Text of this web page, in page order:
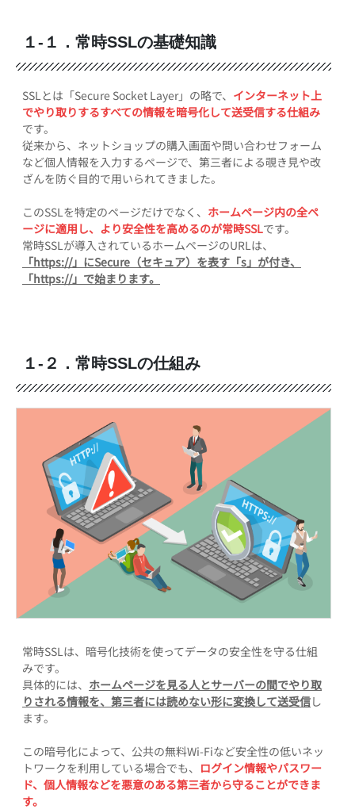
１-１．常時SSLの基礎知識
SSLとは「Secure Socket Layer」の略で、 インターネット上
でやり取りするすべての情報を暗号化して送受信する仕組み
です。
従来から、ネットショップの購入画面や問い合わせフォーム
など個人情報を入力するページで、第三者による覗き見や改
ざんを防ぐ目的で用いられてきました。
このSSLを特定のページだけでなく、 ホームページ内の全ペ
ージに適用し、より安全性を高めるのが常時SSLです。
常時SSLが導入されているホームページのURLは、
「https://」にSecure（セキュア）を表す「s」が付き、
「https://」で始まります。
１-２．常時SSLの仕組み
常時SSLは、暗号化技術を使ってデータの安全性を守る仕組
みです。
具体的には、 ホームページを見る人とサーバーの間でやり取
りされる情報を、第三者には読めない形に変換して送受信し
ます。
この暗号化によって、公共の無料Wi-Fiなど安全性の低いネッ
トワークを利用している場合でも、 ログイン情報やパスワー
ド、個人情報などを悪意のある第三者から守ることができま
す。